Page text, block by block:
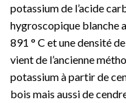
potassium de l’acide
hygroscopique blanche
891 ° C et une densité
vient de l’ancienne
potassium à partir de
bois mais aussi de